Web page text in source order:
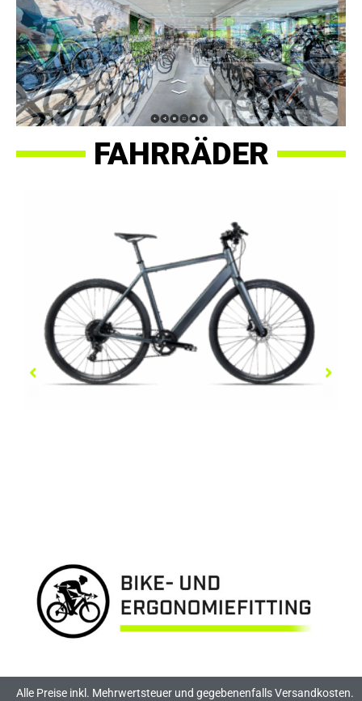
FAHRRÄDER
COBOC SYDNEY
Alle Preise inkl. Mehrwertsteuer und gegebenenfalls Versandkosten.